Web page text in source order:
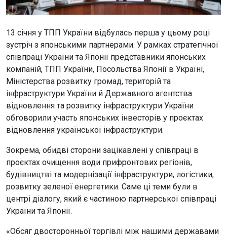
13 січня у ТПП України відбулась перша у цьому році
зустріч з японськими партнерами. У рамках стратегічної
співпраці України та Японії представники японських
компаній, ТПП України, Посольства Японії в Україні,
Міністерства розвитку громад, територій та
інфраструктури України й Державного агентства
відновлення та розвитку інфраструктури України
обговорили участь японських інвесторів у проєктах
відновлення української інфраструктури.
Зокрема, обидві сторони зацікавлені у співпраці в
проєктах очищення води прифронтових регіонів,
будівництві та модернізації інфраструктури, логістики,
розвитку зеленої енергетики. Саме ці теми були в
центрі діалогу, який є частиною партнерської співпраці
України та Японії.
«Обсяг двосторонньої торгівлі між нашими державами